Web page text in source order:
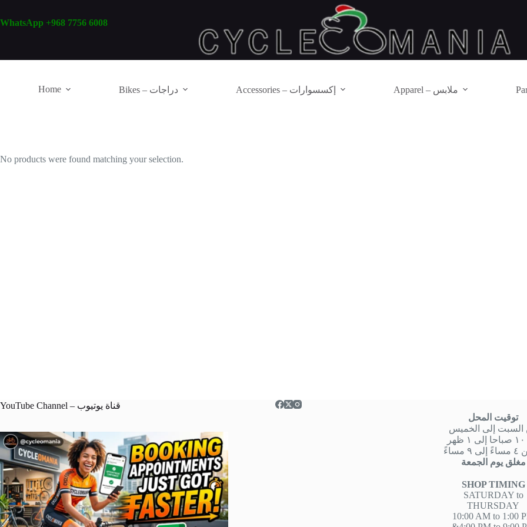
content
WhatsApp +968 7756 6008
Home Bikes – دراجات Accessories – إكسسوارات Apparel – ملابس
No products were found matching your selection.
YouTube Channel – قناة يوتيوب
توقيت المحل
السبت إلى الخميس
مساءً
مغلق يوم الجمعة
SHOP TIMING
SATURDAY to
THURSDAY
10:00 AM to 1:00